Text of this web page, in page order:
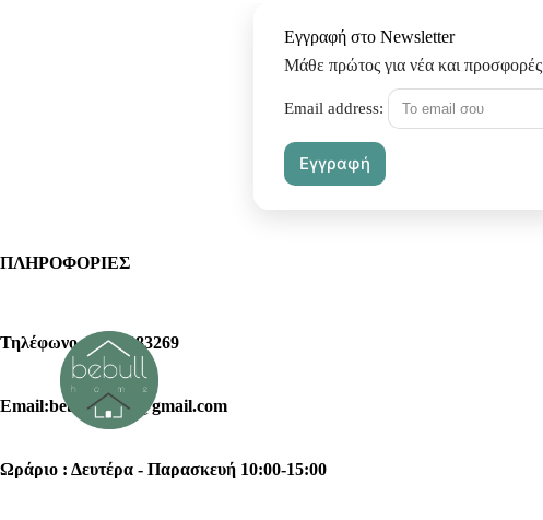
Εγγραφή στο Newsletter
Μάθε πρώτος για νέα και προσφορές
Email address:
ΠΛΗΡΟΦΟΡΙΕΣ
Τηλέφωνο : 2102383269
Email:bebullhome@gmail.com
Ωράριο : Δευτέρα - Παρασκευή 10:00-15:00